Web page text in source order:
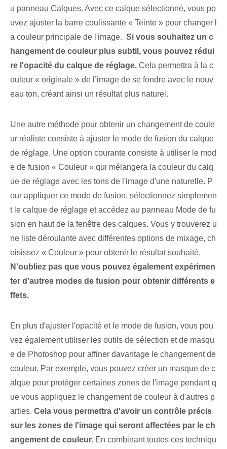
u panneau Calques⁢. ‌Avec⁤ ce calque sélectionné, ⁤vous po
uvez ajuster ⁢la ⁢barre coulissante⁢ « Teinte » pour changer l
a couleur principale de l'image. ‌ Si vous souhaitez un c
hangement de couleur plus subtil, vous pouvez rédui
re l'opacité du calque de réglage. Cela permettra à la c
ouleur « originale » de l’image de se fondre avec le nouv
eau ton, créant ainsi un résultat plus naturel.
Une autre méthode pour obtenir un changement de coule
ur réaliste consiste à ajuster le mode de fusion du calque
de réglage. ⁢Une ⁢option courante ⁢consiste à ⁢utiliser⁢ le⁤ mod
e de fusion « Couleur »⁢ qui mélangera la couleur⁢ du calq
ue de réglage avec les tons ⁤de​ l'image​ d'une ⁢naturelle. P
our appliquer ce mode de fusion, sélectionnez simplemen
t le calque de réglage et accédez au panneau Mode de fu
sion en haut de la fenêtre des calques. Vous y trouverez u
ne liste déroulante avec différentes options de ⁢mixage, ch
oisissez « Couleur » pour obtenir le résultat souhaité⁢. ‌
N'oubliez pas que vous pouvez également expérimen
ter d'autres modes de fusion pour obtenir différents e
ffets.
En plus d'ajuster l'opacité et le mode de fusion, vous pou
vez également utiliser les outils de sélection et de masqu
e de Photoshop pour affiner davantage le changement de
couleur. Par exemple, vous pouvez créer un masque de c
alque pour protéger certaines zones de l'image pendant q
ue vous appliquez le changement de couleur à d'autres p
arties. Cela vous permettra d'avoir un contrôle précis
sur les zones de l'image qui seront affectées par le ch
angement de couleur. En combinant toutes ces techniqu